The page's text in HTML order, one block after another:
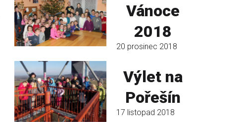
Vánoce
2018
20 prosinec 2018
Výlet na
Pořešín
17 listopad 2018